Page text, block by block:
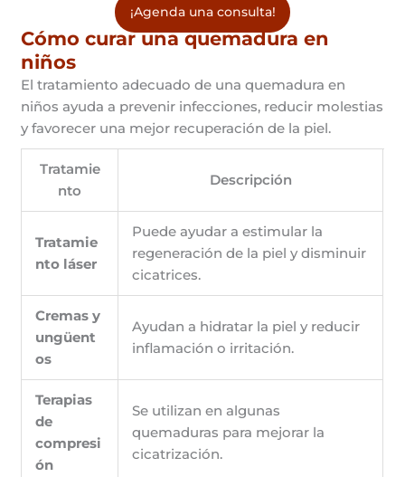
¡Agenda una consulta!
Cómo curar una quemadura en
niños
El tratamiento adecuado de una quemadura en
niños ayuda a prevenir infecciones, reducir molestias
y favorecer una mejor recuperación de la piel.
Tratamie
nto
Descripción
Tratamie
nto láser
Puede ayudar a estimular la
regeneración de la piel y disminuir
cicatrices.
Cremas y
ungüent
os
Ayudan a hidratar la piel y reducir
inflamación o irritación.
Terapias
de
compresi
ón
Se utilizan en algunas
quemaduras para mejorar la
cicatrización.